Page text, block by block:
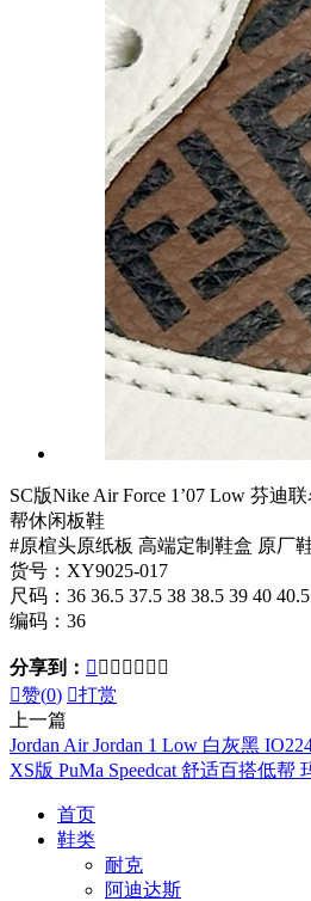
SC版Nike Air Force 1’07 Low 芬迪
帮休闲板鞋
#原楦头原纸板 高端定制鞋盒 原厂
货号：XY9025-017
尺码：36 36.5 37.5 38 38.5 39 40
编码：36
分享到：       
赞(0) 打赏
上一篇
Jordan Air Jordan 1 Low 白灰黑
XS版 PuMa Speedcat 舒适百搭低帮
首页
鞋类
耐克
阿迪达斯